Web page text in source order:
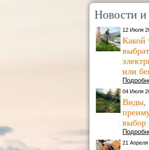
Новости
12 Июля
Какой
или
04 Июля
Виды,
выбор
21 Апреля